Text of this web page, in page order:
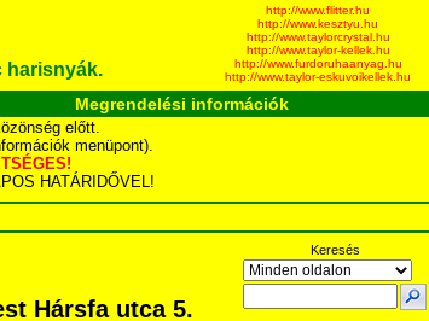
harisnyák.
http://www.flitter.hu
http://www.kesztyu.hu
http://www.taylorcrystal.hu
http://www.taylor-kellek.hu
http://www.furdoruhaanyag.hu
http://www.taylor-eskuvoikellek.hu
Megrendelési információk
előtt.
menüpont).
HATÁRIDŐVEL!
Hársfa utca 5.
Keresés